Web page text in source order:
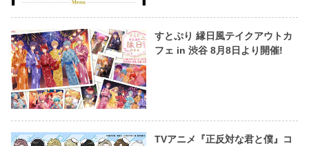
すとぷり 縁日風テイクアウトカ
フェ in 渋谷 8月8日より開催!
TVアニメ『正反対な君と僕』コ